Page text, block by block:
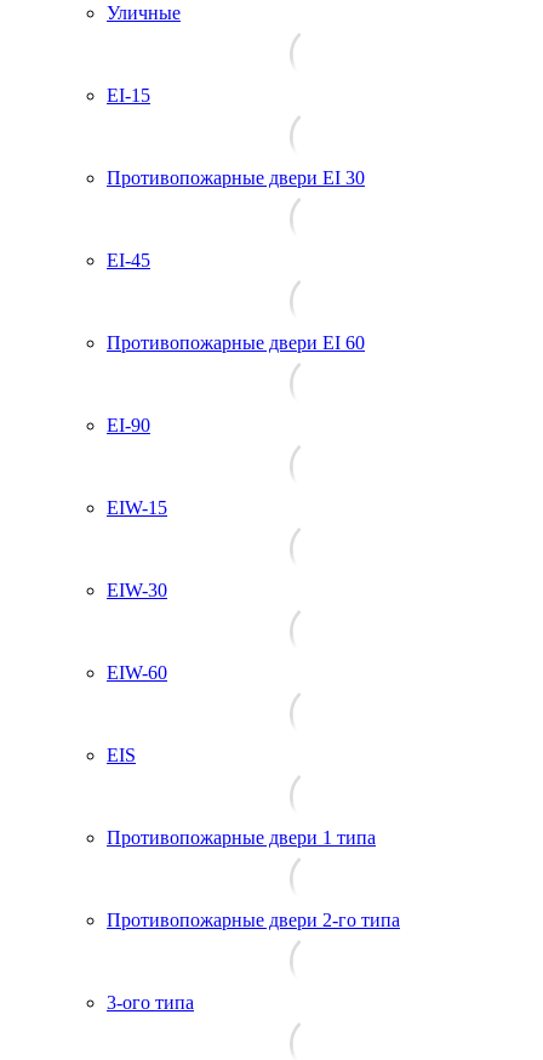
Уличные
EI-15
Противопожарные двери EI 30
EI-45
Противопожарные двери EI 60
EI-90
EIW-15
EIW-30
EIW-60
EIS
Противопожарные двери 1 типа
Противопожарные двери 2-го типа
3-ого типа